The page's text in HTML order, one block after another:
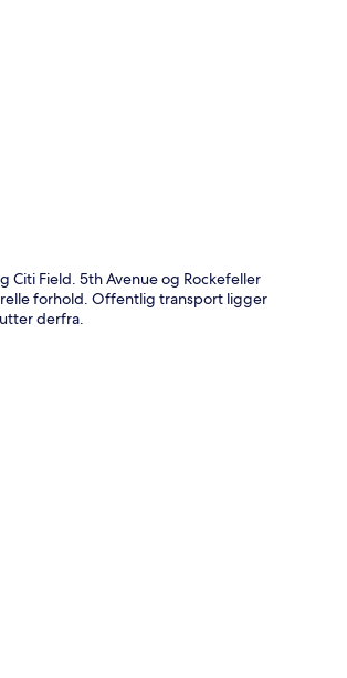
Citi Field. 5th Avenue og Rockefeller
forhold. Offentlig transport ligger
derfra.